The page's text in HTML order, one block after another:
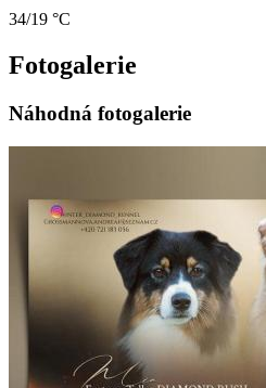
34/19 °C
Fotogalerie
Náhodná fotogalerie